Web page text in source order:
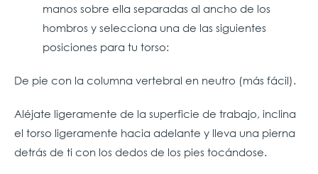
manos sobre ella separadas al ancho de los
hombros y selecciona una de las siguientes
posiciones para tu torso:
De pie con la columna vertebral en neutro (más fácil).
Aléjate ligeramente de la superficie de trabajo, inclina
el torso ligeramente hacia adelante y lleva una pierna
detrás de ti con los dedos de los pies tocándose.